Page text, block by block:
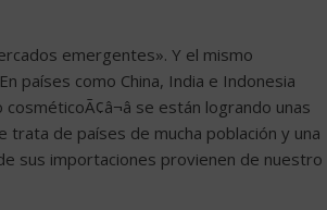
emergentes». Y el mismo
países como China, India e Indonesia
se están logrando unas
de países de mucha población y una
sus importaciones provienen de nuestro